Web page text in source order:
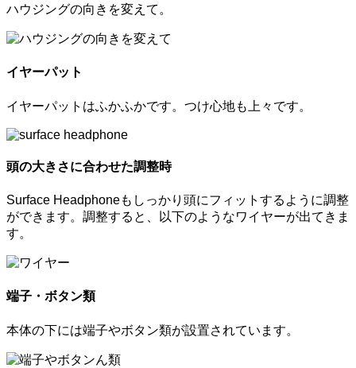
ハウジングの向きを変えて。
イヤーパット
イヤーパットはふかふかです。つけ心地も上々です。
頭の大きさに合わせた調整時
Surface Headphoneもしっかり頭にフィットするように調整
ができます。調整すると、以下のようなワイヤーが出てきま
す。
端子・ボタン類
本体の下には端子やボタン類が設置されています。